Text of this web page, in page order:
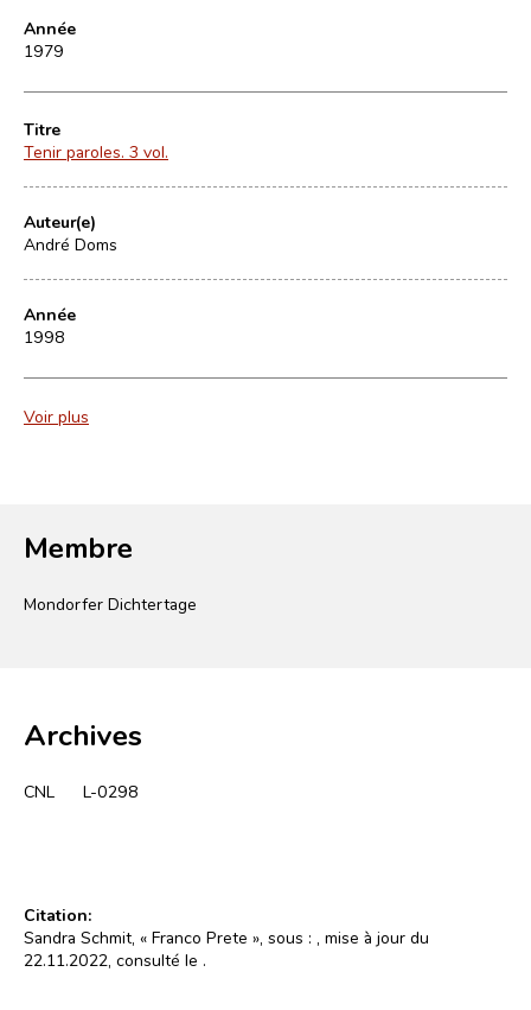
Année
1979
Titre
Tenir paroles. 3 vol.
Auteur(e)
André Doms
Année
1998
Voir plus
Membre
Mondorfer Dichtertage
Archives
CNL L-0298
Citation:
Sandra Schmit, « Franco Prete », sous : , mise à jour du
22.11.2022, consulté le .